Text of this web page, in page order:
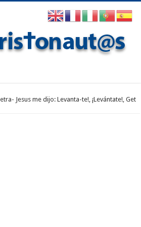
Jesus me dijo: Levanta-te!, ¡Levántate!, Get